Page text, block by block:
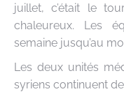
juillet, c’était le
chaleureux. Les
semaine jusqu’au
Les deux unités
syriens continuent